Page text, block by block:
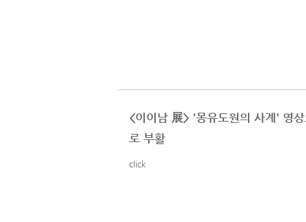
<이이남 展> '몽유도원의 사계' 영
로 부활
click